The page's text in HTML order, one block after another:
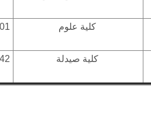
كلية علوم
كلية صيدلة